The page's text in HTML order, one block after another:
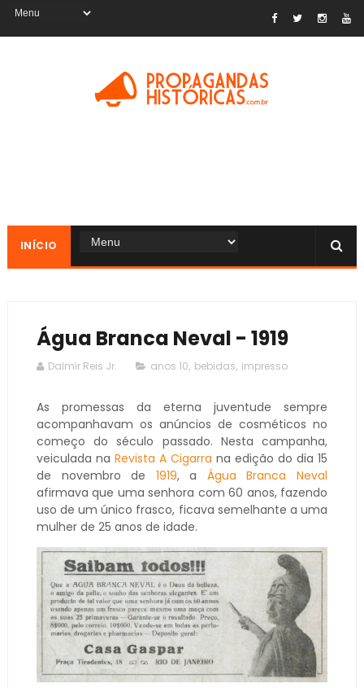
INÍCIO
Água Branca Neval - 1919
Dalmir Reis Jr. anos 10, bebidas, impresso
As promessas da eterna juventude sempre
acompanhavam os anúncios de cosméticos no
começo do século passado. Nesta campanha,
veiculada na Revista A Cigarra na edição do dia 15
de novembro de 1919, a Água Branca Neval
afirmava que uma senhora com 60 anos, fazendo
uso de um único frasco, ficava semelhante a uma
mulher de 25 anos de idade.